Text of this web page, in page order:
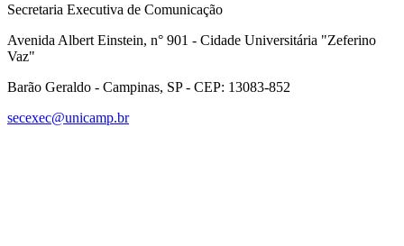
Secretaria Executiva de Comunicação
Avenida Albert Einstein, n° 901 - Cidade Universitária "Zeferino
Vaz"
Barão Geraldo - Campinas, SP - CEP: 13083-852
secexec@unicamp.br